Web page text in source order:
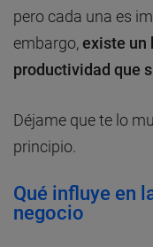
pero cada una es
embargo,existe un
productividad que
Déjame que te lo
principio.
Qué influye en
negocio